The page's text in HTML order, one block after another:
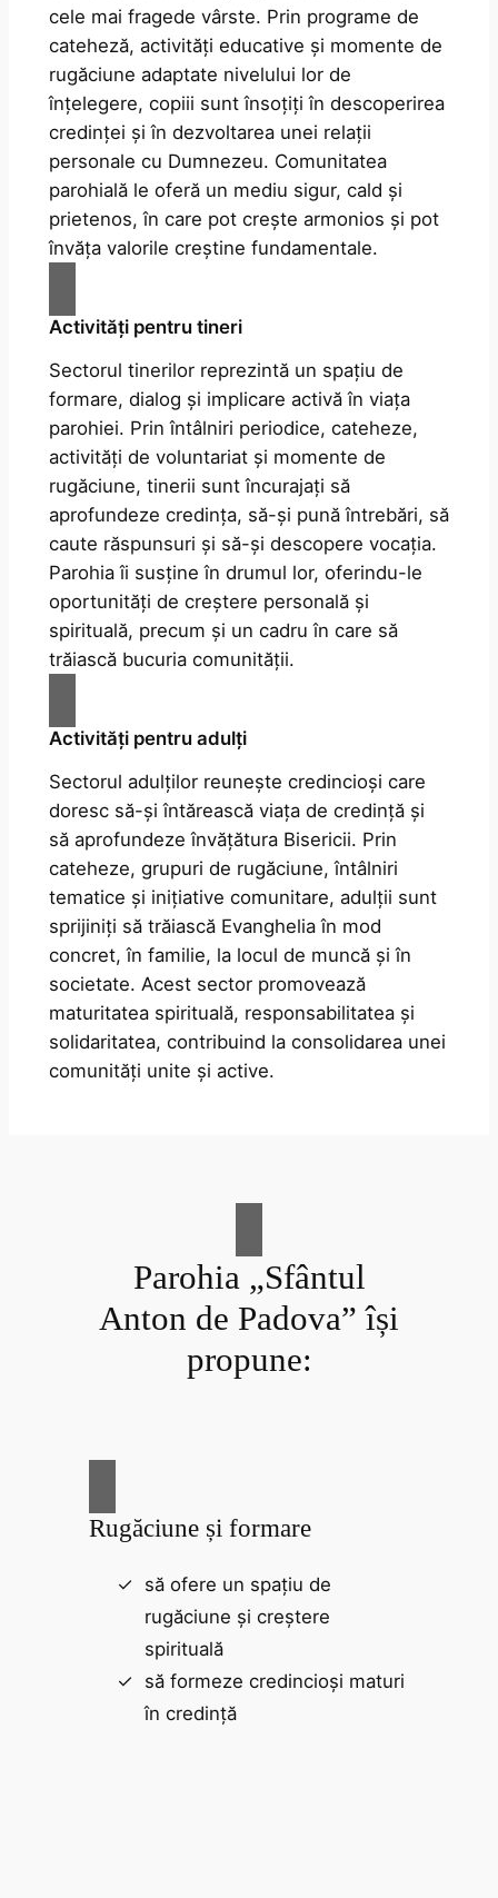
cele mai fragede vârste. Prin programe de
cateheză, activități educative și momente de
rugăciune adaptate nivelului lor de
înțelegere, copiii sunt însoțiți în descoperirea
credinței și în dezvoltarea unei relații
personale cu Dumnezeu. Comunitatea
parohială le oferă un mediu sigur, cald și
prietenos, în care pot crește armonios și pot
învăța valorile creștine fundamentale.
Activități pentru tineri
Sectorul tinerilor reprezintă un spațiu de
formare, dialog și implicare activă în viața
parohiei. Prin întâlniri periodice, cateheze,
activități de voluntariat și momente de
rugăciune, tinerii sunt încurajați să
aprofundeze credința, să-și pună întrebări, să
caute răspunsuri și să-și descopere vocația.
Parohia îi susține în drumul lor, oferindu-le
oportunități de creștere personală și
spirituală, precum și un cadru în care să
trăiască bucuria comunității.
Activități pentru adulți
Sectorul adulților reunește credincioși care
doresc să-și întărească viața de credință și
să aprofundeze învățătura Bisericii. Prin
cateheze, grupuri de rugăciune, întâlniri
tematice și inițiative comunitare, adulții sunt
sprijiniți să trăiască Evanghelia în mod
concret, în familie, la locul de muncă și în
societate. Acest sector promovează
maturitatea spirituală, responsabilitatea și
solidaritatea, contribuind la consolidarea unei
comunități unite și active.
Parohia „Sfântul
Anton de Padova” își
propune:
Rugăciune și formare
să ofere un spațiu de
rugăciune și creștere
spirituală
să formeze credincioși maturi
în credință